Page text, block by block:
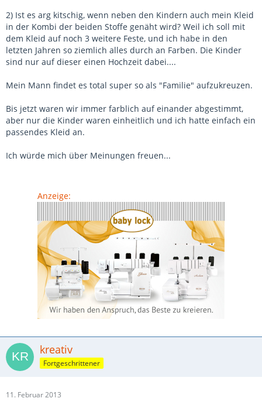
2) Ist es arg kitschig, wenn neben den Kindern auch mein Kleid
in der Kombi der beiden Stoffe genäht wird? Weil ich soll mit
dem Kleid auf noch 3 weitere Feste, und ich habe in den
letzten Jahren so ziemlich alles durch an Farben. Die Kinder
sind nur auf dieser einen Hochzeit dabei....
Mein Mann findet es total super so als "Familie" aufzukreuzen.
Bis jetzt waren wir immer farblich auf einander abgestimmt,
aber nur die Kinder waren einheitlich und ich hatte einfach ein
passendes Kleid an.
Ich würde mich über Meinungen freuen...
Anzeige:
kreativ
Fortgeschrittener
11. Februar 2013